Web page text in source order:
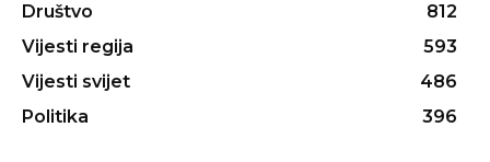
Društvo
812
Vijesti regija
593
Vijesti svijet
486
Politika
396